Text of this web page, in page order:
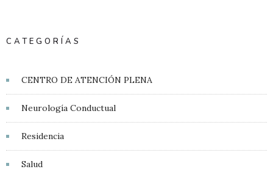
CATEGORÍAS
CENTRO DE ATENCIÓN PLENA
Neurología Conductual
Residencia
Salud